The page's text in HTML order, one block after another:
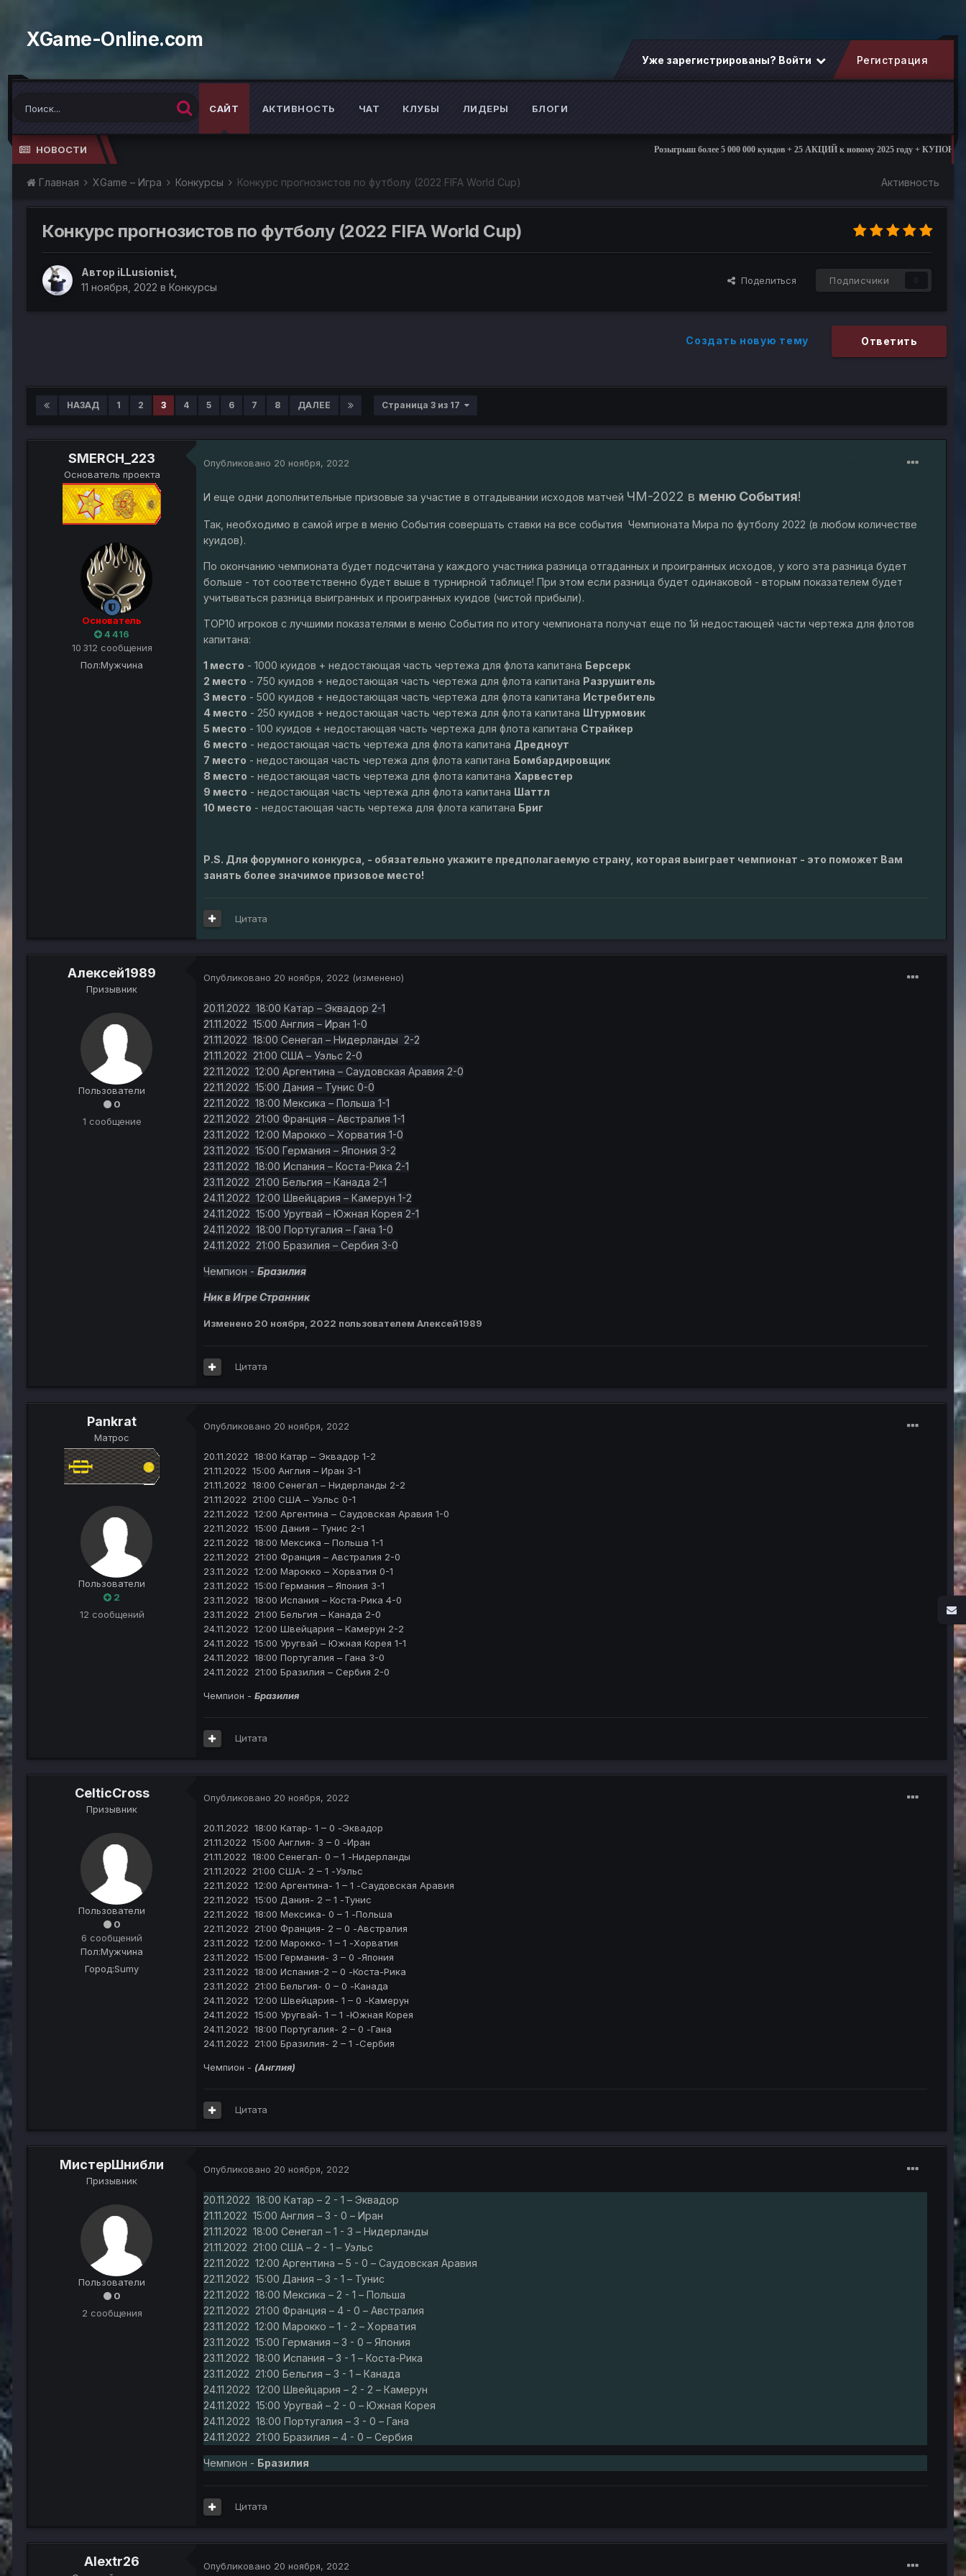
XGame-Online.com
Уже зарегистрированы? Войти Регистрация
САЙТ АКТИВНОСТЬ ЧАТ КЛУБЫ ЛИДЕРЫ БЛОГИ
НОВОСТИ Розыгрыш более 5 000 000 куидов + 25 АКЦИЙ к новому 2025 году + КУПОНЫ +
Активность
Главная XGame – Игра Конкурсы Конкурс прогнозистов по футболу (2022 FIFA World Cup)
Конкурс прогнозистов по футболу (2022 FIFA World Cup)
Автор iLLusionist
11 ноября, 2022 в Конкурсы
Поделиться Подписчики
Ответить
Создать новую тему
НАЗАД 1 2 3 4 5 6 7 8 ДАЛЕЕ Страница 3 из 17
SMERCH_223
Основатель проекта
Основатель
4 416
10 312 сообщения
Пол:Мужчина
Опубликовано 20 ноября, 2022
И еще одни дополнительные призовые за участие в отгадывании исходов матчей ЧМ-2022 в меню События!
Так, необходимо в самой игре в меню События совершать ставки на все события Чемпионата Мира по футболу 2022 (в любом количестве
куидов).
По окончанию чемпионата будет подсчитана у каждого участника разница отгаданных и проигранных исходов, у кого эта разница будет
больше - тот соответственно будет выше в турнирной таблице! При этом если разница будет одинаковой - вторым показателем будет
учитываться разница выигранных и проигранных куидов (чистой прибыли).
ТОР10 игроков с лучшими показателями в меню События по итогу чемпионата получат еще по 1й недостающей части чертежа для флотов
капитана:
1 место - 1000 куидов + недостающая часть чертежа для флота капитана Берсерк
2 место - 750 куидов + недостающая часть чертежа для флота капитана Разрушитель
3 место - 500 куидов + недостающая часть чертежа для флота капитана Истребитель
4 место - 250 куидов + недостающая часть чертежа для флота капитана Штурмовик
5 место - 100 куидов + недостающая часть чертежа для флота капитана Страйкер
6 место - недостающая часть чертежа для флота капитана Дредноут
7 место - недостающая часть чертежа для флота капитана Бомбардировщик
8 место - недостающая часть чертежа для флота капитана Харвестер
9 место - недостающая часть чертежа для флота капитана Шаттл
10 место - недостающая часть чертежа для флота капитана Бриг
P.S. Для форумного конкурса, - обязательно укажите предполагаемую страну, которая выиграет чемпионат - это поможет Вам
занять более значимое призовое место!
Цитата
Алексей1989
Призывник
Пользователи
0
1 сообщение
Опубликовано 20 ноября, 2022 (изменено)
20.11.2022 18:00 Катар – Эквадор 2-1
21.11.2022 15:00 Англия – Иран 1-0
21.11.2022 18:00 Сенегал – Нидерланды 2-2
21.11.2022 21:00 США – Уэльс 2-0
22.11.2022 12:00 Аргентина – Саудовская Аравия 2-0
22.11.2022 15:00 Дания – Тунис 0-0
22.11.2022 18:00 Мексика – Польша 1-1
22.11.2022 21:00 Франция – Австралия 1-1
23.11.2022 12:00 Марокко – Хорватия 1-0
23.11.2022 15:00 Германия – Япония 3-2
23.11.2022 18:00 Испания – Коста-Рика 2-1
23.11.2022 21:00 Бельгия – Канада 2-1
24.11.2022 12:00 Швейцария – Камерун 1-2
24.11.2022 15:00 Уругвай – Южная Корея 2-1
24.11.2022 18:00 Португалия – Гана 1-0
24.11.2022 21:00 Бразилия – Сербия 3-0
Чемпион - Бразилия
Ник в Игре Странник
Изменено 20 ноября, 2022 пользователем Алексей1989
Цитата
Pankrat
Матрос
Пользователи
2
12 сообщений
Опубликовано 20 ноября, 2022
20.11.2022 18:00 Катар – Эквадор 1-2
21.11.2022 15:00 Англия – Иран 3-1
21.11.2022 18:00 Сенегал – Нидерланды 2-2
21.11.2022 21:00 США – Уэльс 0-1
22.11.2022 12:00 Аргентина – Саудовская Аравия 1-0
22.11.2022 15:00 Дания – Тунис 2-1
22.11.2022 18:00 Мексика – Польша 1-1
22.11.2022 21:00 Франция – Австралия 2-0
23.11.2022 12:00 Марокко – Хорватия 0-1
23.11.2022 15:00 Германия – Япония 3-1
23.11.2022 18:00 Испания – Коста-Рика 4-0
23.11.2022 21:00 Бельгия – Канада 2-0
24.11.2022 12:00 Швейцария – Камерун 2-2
24.11.2022 15:00 Уругвай – Южная Корея 1-1
24.11.2022 18:00 Португалия – Гана 3-0
24.11.2022 21:00 Бразилия – Сербия 2-0
Чемпион - Бразилия
Цитата
CelticCross
Призывник
Пользователи
0
6 сообщений
Пол:Мужчина
Город:Sumy
Опубликовано 20 ноября, 2022
20.11.2022 18:00 Катар- 1 – 0 -Эквадор
21.11.2022 15:00 Англия- 3 – 0 -Иран
21.11.2022 18:00 Сенегал- 0 – 1 -Нидерланды
21.11.2022 21:00 США- 2 – 1 -Уэльс
22.11.2022 12:00 Аргентина- 1 – 1 -Саудовская Аравия
22.11.2022 15:00 Дания- 2 – 1 -Тунис
22.11.2022 18:00 Мексика- 0 – 1 -Польша
22.11.2022 21:00 Франция- 2 – 0 -Австралия
23.11.2022 12:00 Марокко- 1 – 1 -Хорватия
23.11.2022 15:00 Германия- 3 – 0 -Япония
23.11.2022 18:00 Испания-2 – 0 -Коста-Рика
23.11.2022 21:00 Бельгия- 0 – 0 -Канада
24.11.2022 12:00 Швейцария- 1 – 0 -Камерун
24.11.2022 15:00 Уругвай- 1 – 1 -Южная Корея
24.11.2022 18:00 Португалия- 2 – 0 -Гана
24.11.2022 21:00 Бразилия- 2 – 1 -Сербия
Чемпион - (Англия)
Цитата
МистерШнибли
Призывник
Пользователи
0
2 сообщения
Опубликовано 20 ноября, 2022
20.11.2022 18:00 Катар – 2 - 1 – Эквадор
21.11.2022 15:00 Англия – 3 - 0 – Иран
21.11.2022 18:00 Сенегал – 1 - 3 – Нидерланды
21.11.2022 21:00 США – 2 - 1 – Уэльс
22.11.2022 12:00 Аргентина – 5 - 0 – Саудовская Аравия
22.11.2022 15:00 Дания – 3 - 1 – Тунис
22.11.2022 18:00 Мексика – 2 - 1 – Польша
22.11.2022 21:00 Франция – 4 - 0 – Австралия
23.11.2022 12:00 Марокко – 1 - 2 – Хорватия
23.11.2022 15:00 Германия – 3 - 0 – Япония
23.11.2022 18:00 Испания – 3 - 1 – Коста-Рика
23.11.2022 21:00 Бельгия – 3 - 1 – Канада
24.11.2022 12:00 Швейцария – 2 - 2 – Камерун
24.11.2022 15:00 Уругвай – 2 - 0 – Южная Корея
24.11.2022 18:00 Португалия – 3 - 0 – Гана
24.11.2022 21:00 Бразилия – 4 - 0 – Сербия
Чемпион - Бразилия
Цитата
Alextr26 Опубликовано 20 ноября, 2022